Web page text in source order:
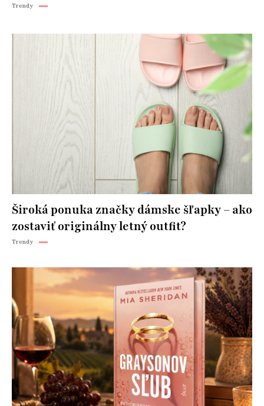
Trendy
Široká ponuka značky dámske šľapky – ako
zostaviť originálny letný outfit?
Trendy